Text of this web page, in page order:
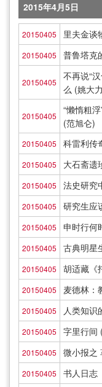
2015年4月5日
20150405 里夫金谈
20150405 普鲁塔克
20150405
不再说“
么 (姚大
20150405
“懒惰粗
(范旭仑)
20150405 科雷利传
20150405 大石斋遗
20150405 法史研
20150405 研究生应
20150405 申时行何
20150405 古典明星
20150405 胡适藏《
20150405 麦德林：
20150405 人类知识
20150405 字里行间
20150405 微小报之
20150405 书人日志